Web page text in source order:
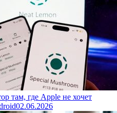
там, где Apple не хочет
02.06.2026